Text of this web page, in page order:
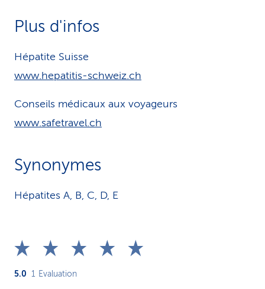
Plus d'infos
Hépatite Suisse
www.hepatitis-schweiz.ch
Conseils médicaux aux voyageurs
www.safetravel.ch
Synonymes
Hépatites A, B, C, D, E
5.0 1 Evaluation